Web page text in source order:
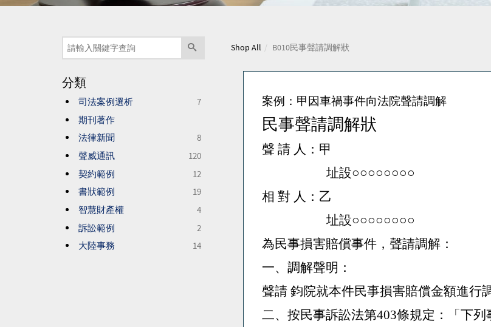
分類
司法案例選析
7
期刊著作
法律新聞
8
聲威通訊
120
契約範例
12
書狀範例
19
智慧財產權
4
訴訟範例
2
大陸事務
14
Shop All B010民事聲請調解狀
案例：甲因車禍事件向法院聲請調解
民事聲請調解狀
聲 請 人：甲
址設○○○○○○○○
相 對 人：乙
址設○○○○○○○○
為民事損害賠償事件，聲請調解：
一、調解聲明：
聲請 鈞院就本件民事損害賠償金額進行調
二、按民事訴訟法第403條規定：「下列